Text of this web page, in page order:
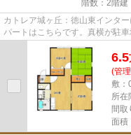
階数：2階建
カトレア城ヶ丘：徳山東インタ
パートはこちらです。真横が駐
6.5
(管
敷：
所在
間取
面積